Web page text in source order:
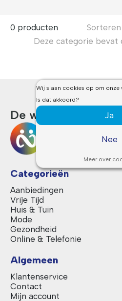
0 producten
Deze categorie bevat
Categorieën
Aanbiedingen
Vrije Tijd
Huis & Tuin
Mode
Gezondheid
Online & Telefonie
Algemeen
Klantenservice
Contact
Mijn account
Wij slaan cookies op om onze
Is dat akkoord?
Ja
Nee
Meer over